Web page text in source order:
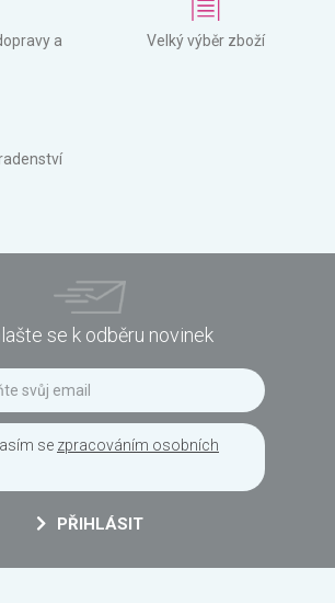
a
Velký výběr zboží
se k odběru novinek
se zpracováním osobních
PŘIHLÁSIT